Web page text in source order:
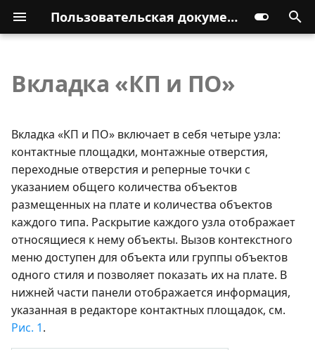
Пользовательская документация
Вкладка «КП и ПО»
Вкладка «КП и ПО» включает в себя четыре узла:
контактные площадки, монтажные отверстия,
переходные отверстия и реперные точки с
указанием общего количества объектов
размещенных на плате и количества объектов
каждого типа. Раскрытие каждого узла отображает
относящиеся к нему объекты. Вызов контекстного
меню доступен для объекта или группы объектов
одного стиля и позволяет показать их на плате. В
нижней части панели отображается информация,
указанная в редакторе контактных площадок, см.
Рис. 1.